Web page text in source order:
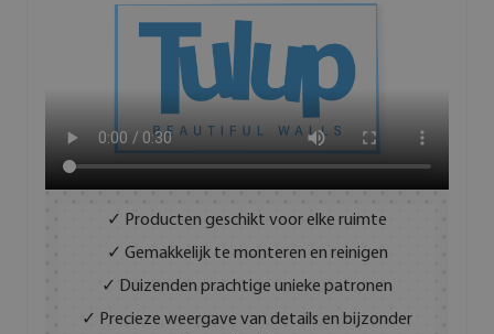
✓ Producten geschikt voor elke ruimte
✓ Gemakkelijk te monteren en reinigen
✓ Duizenden prachtige unieke patronen
✓ Precieze weergave van details en bijzonder